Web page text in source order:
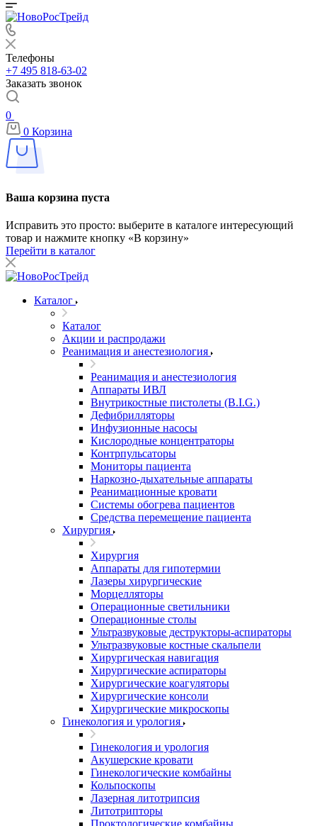
Телефоны
+7 495 818-63-02
Заказать звонок
0
0 Корзина
Ваша корзина пуста
Исправить это просто: выберите в каталоге интересующий
товар и нажмите кнопку «В корзину»
Перейти в каталог
Каталог
Каталог
Акции и распродажи
Реанимация и анестезиология
Реанимация и анестезиология
Аппараты ИВЛ
Внутрикостные пистолеты (B.I.G.)
Дефибрилляторы
Инфузионные насосы
Кислородные концентраторы
Контрпульсаторы
Мониторы пациента
Наркозно-дыхательные аппараты
Реанимационные кровати
Системы обогрева пациентов
Средства перемещение пациента
Хирургия
Хирургия
Аппараты для гипотермии
Лазеры хирургические
Морцелляторы
Операционные светильники
Операционные столы
Ультразвуковые деструкторы-аспираторы
Ультразвуковые костные скальпели
Хирургическая навигация
Хирургические аспираторы
Хирургические коагуляторы
Хирургические консоли
Хирургические микроскопы
Гинекология и урология
Гинекология и урология
Акушерские кровати
Гинекологические комбайны
Кольпоскопы
Лазерная литотрипсия
Литотрипторы